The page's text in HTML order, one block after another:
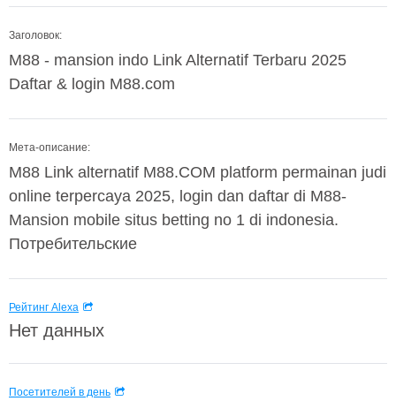
Заголовок:
M88 - mansion indo Link Alternatif Terbaru 2025
Daftar & login M88.com
Мета-описание:
M88 Link alternatif M88.COM platform permainan judi
online terpercaya 2025, login dan daftar di M88-
Mansion mobile situs betting no 1 di indonesia.
Потребительские
Рейтинг Alexa
Нет данных
Посетителей в день